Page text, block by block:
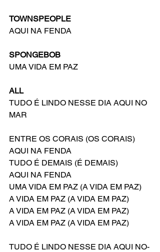
TOWNSPEOPLE
AQUI NA FENDA
SPONGEBOB
UMA VIDA EM PAZ
ALL
TUDO É LINDO NESSE DIA AQUI NO
MAR
ENTRE OS CORAIS (OS CORAIS)
AQUI NA FENDA
TUDO É DEMAIS (É DEMAIS)
AQUI NA FENDA
UMA VIDA EM PAZ (A VIDA EM PAZ)
A VIDA EM PAZ (A VIDA EM PAZ)
A VIDA EM PAZ (A VIDA EM PAZ)
A VIDA EM PAZ (A VIDA EM PAZ)
TUDO É LINDO NESSE DIA AQUI NO-